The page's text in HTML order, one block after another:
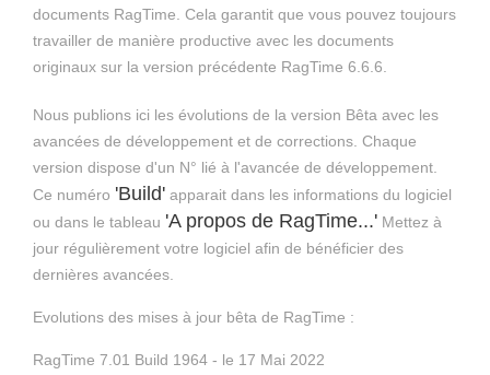
documents RagTime. Cela garantit que vous pouvez toujours
travailler de manière productive avec les documents
originaux sur la version précédente RagTime 6.6.6.
Nous publions ici les évolutions de la version Bêta avec les
avancées de développement et de corrections. Chaque
version dispose d'un N° lié à l'avancée de développement.
Ce numéro 'Build' apparait dans les informations du logiciel
ou dans le tableau 'A propos de RagTime...' Mettez à
jour régulièrement votre logiciel afin de bénéficier des
dernières avancées.
Evolutions des mises à jour bêta de RagTime :
RagTime 7.01 Build 1964 - le 17 Mai 2022